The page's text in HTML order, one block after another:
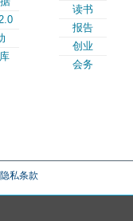
读书
报告
创业
会务
隐私条款